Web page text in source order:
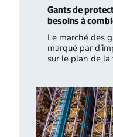
Gants de
besoins à
Le marché des
marqué par
sur le plan de